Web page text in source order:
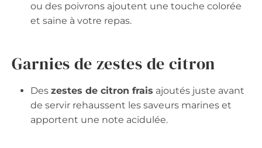
ou des poivrons ajoutent une touche colorée
et saine à votre repas.
Garnies de zestes de citron
Des zestes de citron frais ajoutés juste avant
de servir rehaussent les saveurs marines et
apportent une note acidulée.